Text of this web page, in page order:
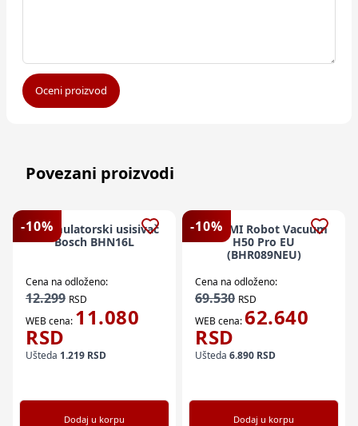
Oceni proizvod
Povezani proizvodi
-10%
Akumulatorski usisivač
Bosch BHN16L
Cena na odloženo:
12.299 RSD
WEB cena: 11.080
RSD
Ušteda 1.219 RSD
Dodaj u korpu
-10%
XIAOMI Robot Vacuum
H50 Pro EU
(BHR089NEU)
Cena na odloženo:
69.530 RSD
WEB cena:62.640
RSD
Ušteda 6.890 RSD
Dodaj u korpu